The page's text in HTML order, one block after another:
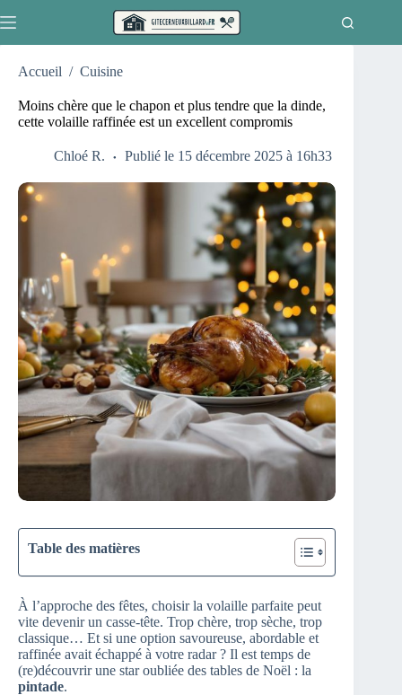
au
Accueil / Cuisine
Moins chère que le chapon et plus tendre que la dinde,
cette volaille raffinée est un excellent compromis
Chloé R. Publié le 15 décembre 2025 à 16h33
Table des matières
À l’approche des fêtes, choisir la volaille parfaite peut
vite devenir un casse-tête. Trop chère, trop sèche, trop
classique… Et si une option savoureuse, abordable et
raffinée avait échappé à votre radar ? Il est temps de
(re)découvrir une star oubliée des tables de Noël : la
pintade.